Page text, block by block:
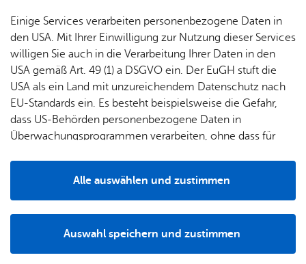
Ämter
A–Z
Diens
t­leis­
tun­gen
A–Z
For­
fent­li­
che
Be­
kannt­
ma­
chun­
& TV
Pres­se
Bil­
dung
& Be­
treu­
ung
Potz­
be­
treu­
ung
Schu­
len
Bau­
stel­len
& Um­
lei­tun­
Um­
welt &
Kli­ma­
Sa­nie­
ren &
bi­li­en
Stadt­
Fa­mi­lie
& Kin­
der
Se­nio­
ren
Woh­
nen
re­frei
Pfle­ge
& Un­
ter­stüt­
zung
Ober­bür­ger­meis­ter Simon Blüm­cke
jetzt heißt es wieder: Badehose an, Sonnencreme raus –
das Strandbad Friedrichshafen und das Wellenfreibad
Ailingen starten am Samstag, 17. Mai in die Saison. Das
Frei- und Seebad Fischbach hat bereits seit einigen Tagen
offen.
Einige Services verarbeiten personenbezogene Daten in
den USA. Mit Ihrer Einwilligung zur Nutzung dieser Services
willigen Sie auch in die Verarbeitung Ihrer Daten in den
USA gemäß Art. 49 (1) a DSGVO ein. Der EuGH stuft die
USA als ein Land mit unzureichendem Datenschutz nach
EU-Standards ein. Es besteht beispielsweise die Gefahr,
dass US-Behörden personenbezogene Daten in
Überwachungsprogrammen verarbeiten, ohne dass für
Auswahl speichern und zustimmen
Alle auswählen und zustimmen